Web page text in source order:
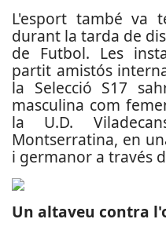
L'esport també va
durant la tarda de
de Futbol. Les
partit amistós
la Selecció S17
masculina com
la U.D.
Montserratina, en
i germanor a través
Un altaveu contra